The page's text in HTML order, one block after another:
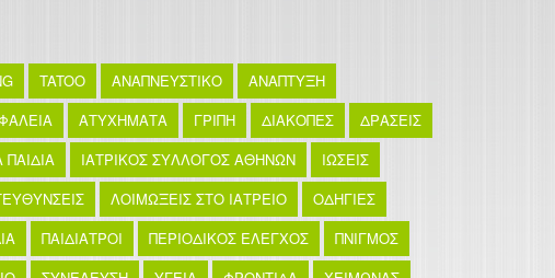
TATOO ΑΝΑΠΝΕΥΣΤΙΚΟ
ΑΝΑΠΤΥΞΗ
ΑΤΥΧΗΜΑΤΑ ΓΡΙΠΗ ΔΙΑΚΟΠΕΣ
ΔΡΑΣΕΙΣ
ΙΑΤΡΙΚΟΣ ΣΥΛΛΟΓΟΣ ΑΘΗΝΩΝ
ΙΩΣΕΙΣ
ΛΟΙΜΩΞΕΙΣ ΣΤΟ ΙΑΤΡΕΙΟ
ΟΔΗΓΙΕΣ
ΠΑΙΔΙΑΤΡΟΙ ΠΕΡΙΟΔΙΚΟΣ ΕΛΕΓΧΟΣ
ΠΝΙΓΜΟΣ